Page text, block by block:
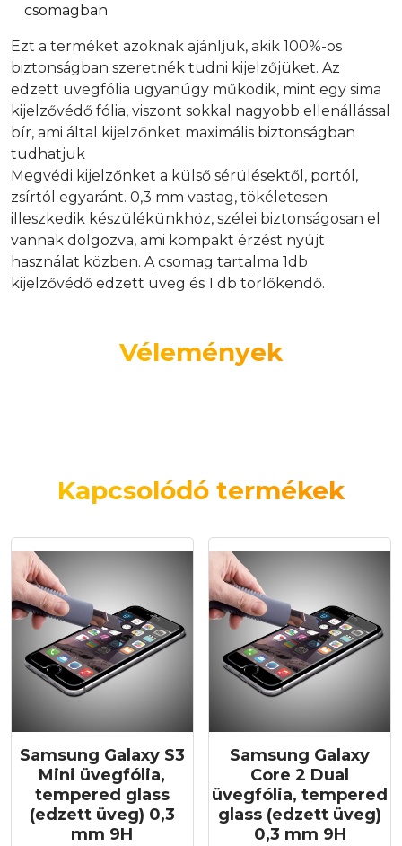
csomagban
Ezt a terméket azoknak ajánljuk, akik 100%-os
biztonságban szeretnék tudni kijelzőjüket. Az
edzett üvegfólia ugyanúgy működik, mint egy sima
kijelzővédő fólia, viszont sokkal nagyobb ellenállással
bír, ami által kijelzőnket maximális biztonságban
tudhatjuk
Megvédi kijelzőnket a külső sérülésektől, portól,
zsírtól egyaránt. 0,3 mm vastag, tökéletesen
illeszkedik készülékünkhöz, szélei biztonságosan el
vannak dolgozva, ami kompakt érzést nyújt
használat közben. A csomag tartalma 1db
kijelzővédő edzett üveg és 1 db törlőkendő.
Vélemények
Kapcsolódó termékek
Samsung Galaxy S3
Mini üvegfólia,
tempered glass
(edzett üveg) 0,3
mm 9H
Samsung Galaxy
Core 2 Dual
üvegfólia, tempered
glass (edzett üveg)
0,3 mm 9H